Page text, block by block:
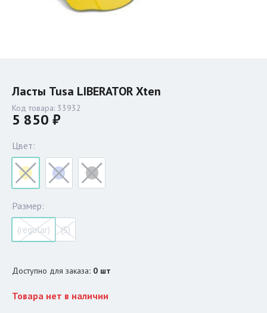
Ласты Tusa LIBERATOR Xten
Код товара: 33932
5 850 ₽
Цвет:
Размер:
(regular)
(S)
Доступно для заказа: 0 шт
Товара нет в наличии